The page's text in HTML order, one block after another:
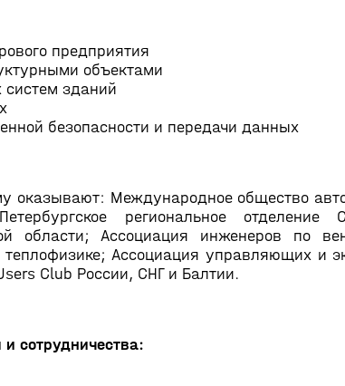
предприятия
объектами
зданий
безопасности и передачи данных
Международное общество
региональное
области; Ассоциация инженеров по
теплофизике; Ассоциация управляющих и
Club России, СНГ и Балтии.
сотрудничества: